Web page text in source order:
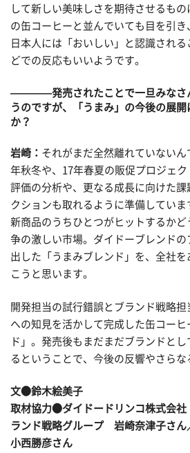
して新しい美味しさを期待させるも
の缶コーヒーと並んでいても目を引き
日本人には「おいしい」と認識され
どでの反応もいいようです。
————発売されたことで一旦みなさ
うのですが、「うまみ」の今後の展開
か？
岩崎： それがまだ全然離れていない
年秋冬や、17年春夏の販促プロジェ
評価の分析や、更なる成長に向けた
クションも取れるように準備していま
新商品のうちひとつがヒットするか
争の激しい市場。ダイドーブレンドの
出した「うまみブレンド」を、全社
こうと思います。
開発担当の試行錯誤とブランド戦略
への知見を活かして完成した缶コーヒ
ド」。発売後もまだまだブランドと
るということで、今後の反響やさらな
文●鈴木絵美子
取材協力●ダイドードリンコ株式会
ランド戦略グループ 岩崎奈津子さ
小西勝彦さん